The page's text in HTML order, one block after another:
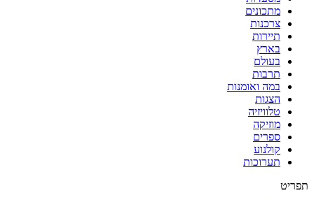
מתכונים
צרכנות
תיירות
בארץ
בעולם
תרבות
במה ואומנות
הצגות
טלוויזיה
מוזיקה
ספרים
קולנוע
תערוכות